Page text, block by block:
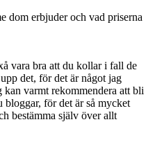
dom erbjuder och vad priserna
vara bra att du kollar i fall de
det, för det är något jag
varmt rekommendera att bli
bloggar, för det är så mycket
bestämma själv över allt